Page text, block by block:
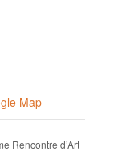
Map
Rencontre d’Art